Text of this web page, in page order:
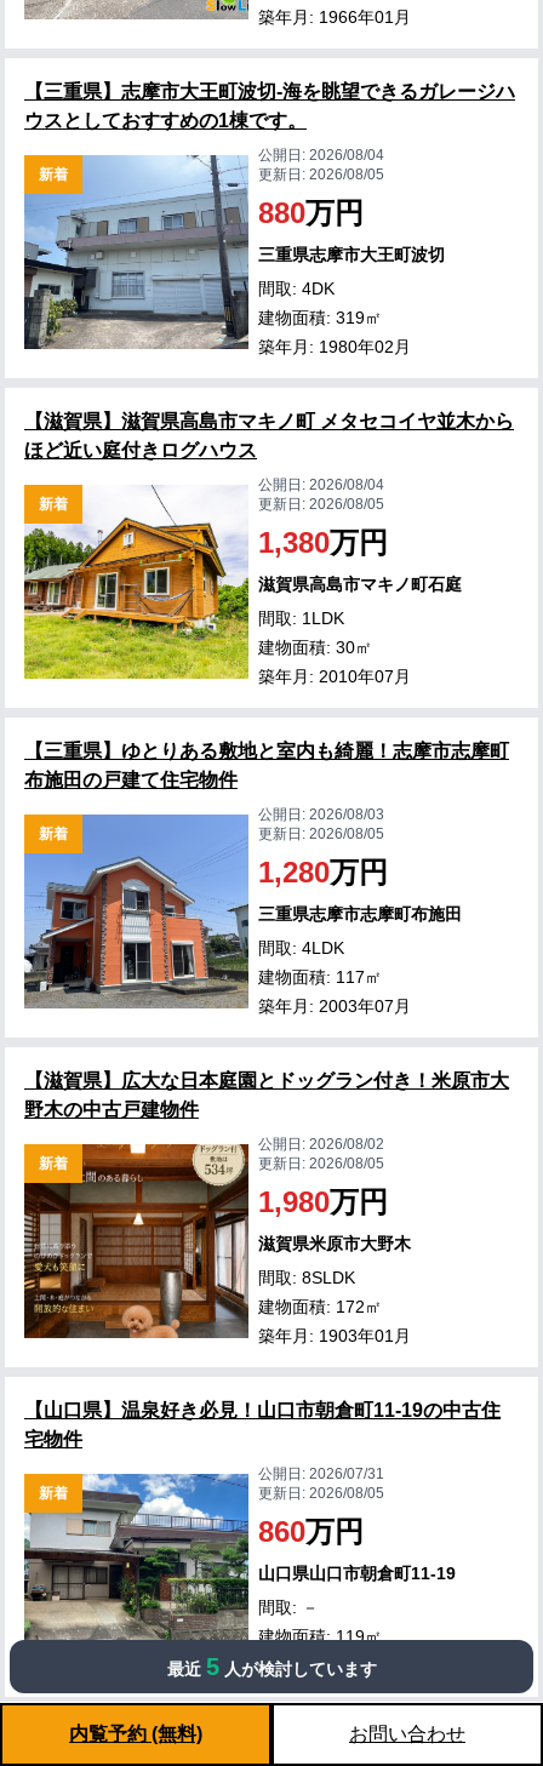
築年月: 1966年01月
【三重県】志摩市大王町波切-海を眺望できるガレージハ
ウスとしておすすめの1棟です。
新着
公開日:2026/08/04
更新日:2026/08/05
880万円
三重県志摩市大王町波切
間取: 4DK
建物面積: 319㎡
築年月: 1980年02月
【滋賀県】滋賀県高島市マキノ町 メタセコイヤ並木から
ほど近い庭付きログハウス
新着
公開日:2026/08/04
更新日:2026/08/05
1,380万円
滋賀県高島市マキノ町石庭
間取: 1LDK
建物面積: 30㎡
築年月: 2010年07月
【三重県】ゆとりある敷地と室内も綺麗！志摩市志摩町
布施田の戸建て住宅物件
新着
公開日:2026/08/03
更新日:2026/08/05
1,280万円
三重県志摩市志摩町布施田
間取: 4LDK
建物面積: 117㎡
築年月: 2003年07月
【滋賀県】広大な日本庭園とドッグラン付き！米原市大
野木の中古戸建物件
新着
公開日:2026/08/02
更新日:2026/08/05
1,980万円
滋賀県米原市大野木
間取: 8SLDK
建物面積: 172㎡
築年月: 1903年01月
【山口県】温泉好き必見！山口市朝倉町11-19の中古住
宅物件
新着
公開日:2026/07/31
更新日:2026/08/05
860万円
山口県山口市朝倉町11-19
間取: －
建物面積: 119㎡
築年月: 1977年11月
最近 5 人が検討しています
内覧予約 (無料) お問い合わせ